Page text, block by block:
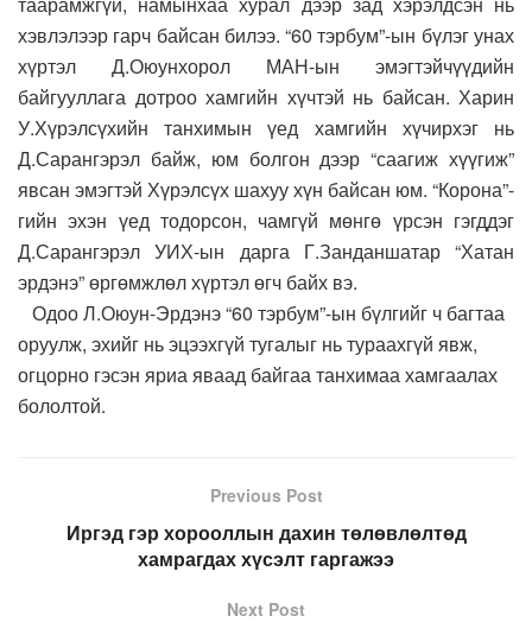
хэвлэлээр гарч байсан билээ. “60 тэрбум”-ын бүлэг унах
хүртэл Д.Оюунхорол МАН-ын эмэгтэйчүүдийн
байгууллага дотроо хамгийн хүчтэй нь байсан. Харин
У.Хүрэлсүхийн танхимын үед хамгийн хүчирхэг нь
Д.Сарангэрэл байж, юм болгон дээр “саагиж хүүгиж”
явсан эмэгтэй Хүрэлсүх шахуу хүн байсан юм. “Корона”-
гийн эхэн үед тодорсон, чамгүй мөнгө үрсэн гэгддэг
Д.Сарангэрэл УИХ-ын дарга Г.Занданшатар “Хатан
эрдэнэ” өргөмжлөл хүртэл өгч байх вэ.
Одоо Л.Оюун-Эрдэнэ “60 тэрбум”-ын бүлгийг ч багтаа
оруулж, эхийг нь эцээхгүй тугалыг нь тураахгүй явж,
огцорно гэсэн яриа яваад байгаа танхимаа хамгаалах
бололтой.
Previous Post
Иргэд гэр хорооллын дахин төлөвлөлтөд
хамрагдах хүсэлт гаргажээ
Next Post